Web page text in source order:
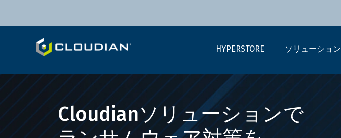
HYPERSTORE ソリューション
Cloudianソリューションで